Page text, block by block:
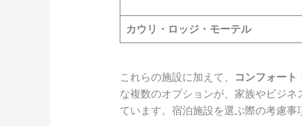
カウリ・ロッジ・モーテル
これらの施設に加えて、 コンフォート
な複数のオプションが、家族やビジ
ています。宿泊施設を選ぶ際の考慮事